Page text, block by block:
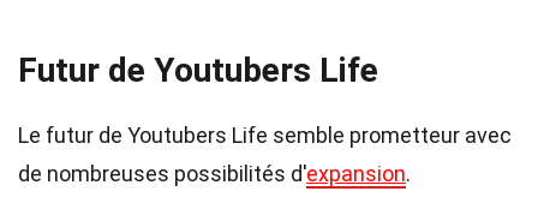
Futur de Youtubers Life
Le futur de Youtubers Life semble prometteur avec
de nombreuses possibilités d'expansion.